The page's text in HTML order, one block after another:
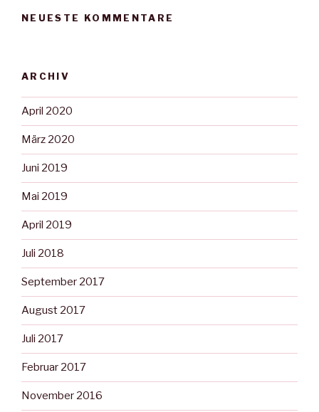
NEUESTE KOMMENTARE
ARCHIV
April 2020
März 2020
Juni 2019
Mai 2019
April 2019
Juli 2018
September 2017
August 2017
Juli 2017
Februar 2017
November 2016